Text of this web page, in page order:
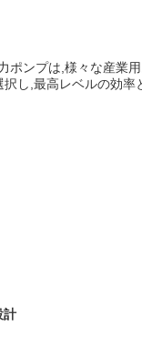
ポンプは,様々な産業
し,最高レベルの効率
計